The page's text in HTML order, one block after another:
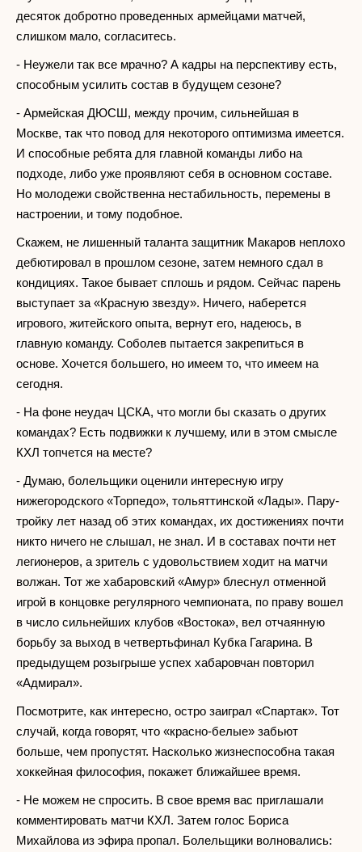
десяток добротно проведенных армейцами матчей,
слишком мало, согласитесь.
- Неужели так все мрачно? А кадры на перспективу есть,
способным усилить состав в будущем сезоне?
- Армейская ДЮСШ, между прочим, сильнейшая в
Москве, так что повод для некоторого оптимизма имеется.
И способные ребята для главной команды либо на
подходе, либо уже проявляют себя в основном составе.
Но молодежи свойственна нестабильность, перемены в
настроении, и тому подобное.
Скажем, не лишенный таланта защитник Макаров неплохо
дебютировал в прошлом сезоне, затем немного сдал в
кондициях. Такое бывает сплошь и рядом. Сейчас парень
выступает за «Красную звезду». Ничего, наберется
игрового, житейского опыта, вернут его, надеюсь, в
главную команду. Соболев пытается закрепиться в
основе. Хочется большего, но имеем то, что имеем на
сегодня.
- На фоне неудач ЦСКА, что могли бы сказать о других
командах? Есть подвижки к лучшему, или в этом смысле
КХЛ топчется на месте?
- Думаю, болельщики оценили интересную игру
нижегородского «Торпедо», тольяттинской «Лады». Пару-
тройку лет назад об этих командах, их достижениях почти
никто ничего не слышал, не знал. И в составах почти нет
легионеров, а зритель с удовольствием ходит на матчи
волжан. Тот же хабаровский «Амур» блеснул отменной
игрой в концовке регулярного чемпионата, по праву вошел
в число сильнейших клубов «Востока», вел отчаянную
борьбу за выход в четвертьфинал Кубка Гагарина. В
предыдущем розыгрыше успех хабаровчан повторил
«Адмирал».
Посмотрите, как интересно, остро заиграл «Спартак». Тот
случай, когда говорят, что «красно-белые» забьют
больше, чем пропустят. Насколько жизнеспособна такая
хоккейная философия, покажет ближайшее время.
- Не можем не спросить. В свое время вас приглашали
комментировать матчи КХЛ. Затем голос Бориса
Михайлова из эфира пропал. Болельщики волновались: